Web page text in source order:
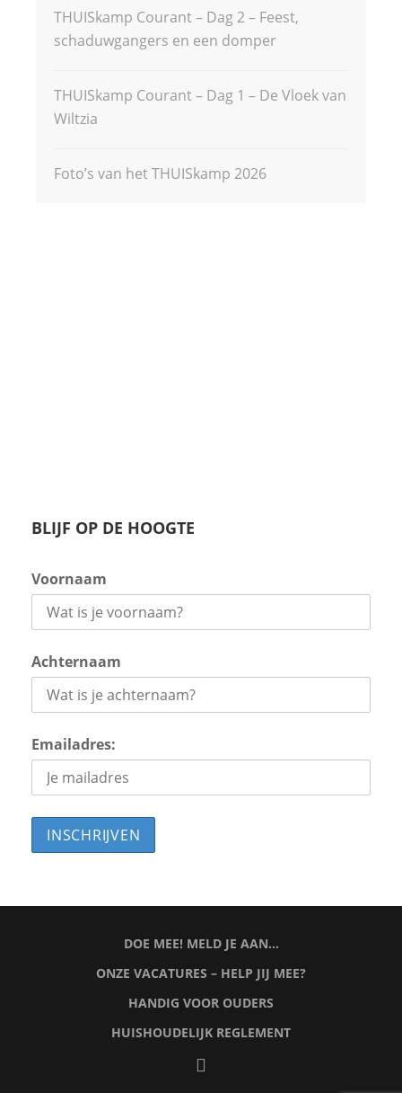
THUISkamp Courant – Dag 2 – Feest,
schaduwgangers en een domper
THUISkamp Courant – Dag 1 – De Vloek van
Wiltzia
Foto’s van het THUISkamp 2026
BLIJF OP DE HOOGTE
Voornaam
Achternaam
Emailadres:
DOE MEE! MELD JE AAN…
ONZE VACATURES – HELP JIJ MEE?
HANDIG VOOR OUDERS
HUISHOUDELIJK REGLEMENT